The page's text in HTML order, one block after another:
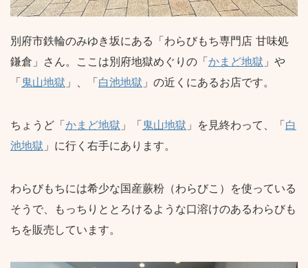
別府市鉄輪のみゆき坂にある「わらびもち専門店 甘味処
鎌倉」さん。ここは別府地獄めぐりの「かまど地獄 」や
「鬼山地獄 」、「白池地獄 」の近くにあるお店です。
ちょうど「かまど地獄 」「鬼山地獄 」を見終わって、「白
池地獄 」に行く右手にあります。
わらびもちには希少な国産蕨粉（わらびこ）を使っている
そうで、もっちりととろけるような口溶けのあるわらびも
ちを販売しています。